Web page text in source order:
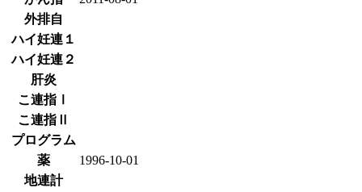
外排自
ハイ妊連１
ハイ妊連２
肝炎
こ連指Ⅰ
こ連指Ⅱ
プログラム
薬
1996-10-01
地連計